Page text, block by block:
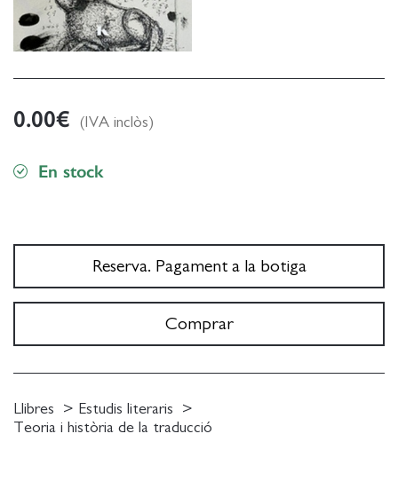
0.00€ (IVA inclòs)
En stock
Reserva. Pagament a la botiga
Comprar
Llibres
Estudis literaris
Teoria i història de la traducció